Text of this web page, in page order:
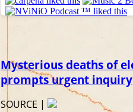
Mysterious deaths of
prompts urgent inquiry
SOURCE |